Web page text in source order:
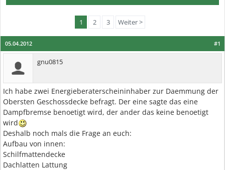
1 2 3 Weiter >
#1
05.04.2012
gnu0815
Ich habe zwei Energieberaterscheininhaber zur Daemmung der
Obersten Geschossdecke befragt. Der eine sagte das eine
Dampfbremse benoetigt wird, der ander das keine benoetigt
wird
Deshalb noch mals die Frage an euch:
Aufbau von innen:
Schilfmattendecke
Dachlatten Lattung